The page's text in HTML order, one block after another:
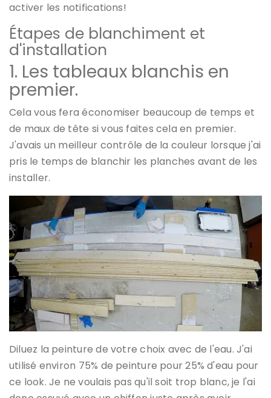
activer les notifications!
Étapes de blanchiment et
d'installation
1. Les tableaux blanchis en
premier.
Cela vous fera économiser beaucoup de temps et
de maux de tête si vous faites cela en premier.
J'avais un meilleur contrôle de la couleur lorsque j'ai
pris le temps de blanchir les planches avant de les
installer.
Diluez la peinture de votre choix avec de l'eau. J'ai
utilisé environ 75% de peinture pour 25% d'eau pour
ce look. Je ne voulais pas qu'il soit trop blanc, je l'ai